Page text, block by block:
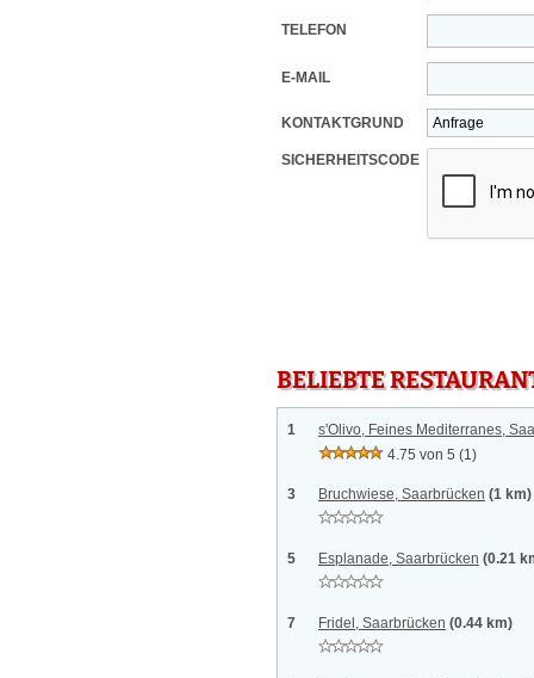
TELEFON
E-MAIL
KONTAKTGRUND
SICHERHEITSCODE
BELIEBTE
1
s'Olivo, Feines Mediterranes,
4.75 von 5 (1)
3 Bruchwiese, Saarbrücken (1 km)
5 Esplanade, Saarbrücken (0.21
7 Fridel, Saarbrücken (0.44 km)